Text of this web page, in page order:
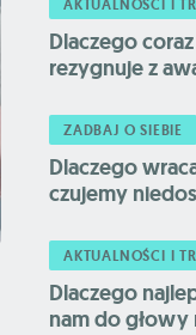
AKTUALNOŚCI I
Dlaczego
rezygnuje z
ZADBAJ O SIEBIE
Dlaczego
czujemy
AKTUALNOŚCI I
Dlaczego
nam do głowy